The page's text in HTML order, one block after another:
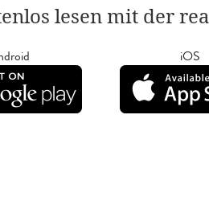
lesen mit der
iOS